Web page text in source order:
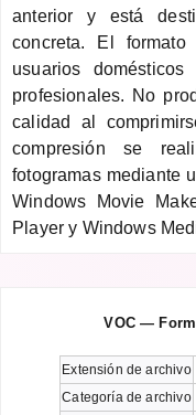
anterior y está
concreta. El
usuarios
profesionales. No
calidad al
compresión se
fotogramas mediante
Windows Movie
Player y Windows
VOC —
Extensión de archivo
Categoría de archivo